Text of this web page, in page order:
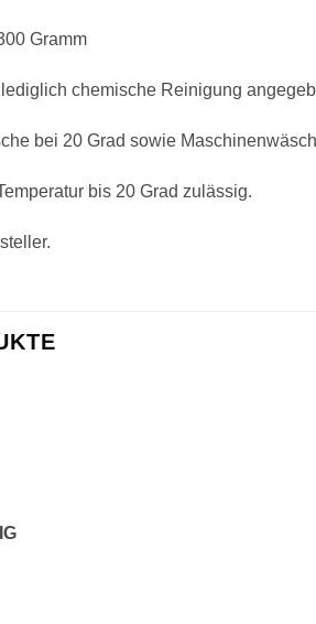
Gramm
chemische Reinigung
bei 20 Grad sowie
bis 20 Grad zulässig.